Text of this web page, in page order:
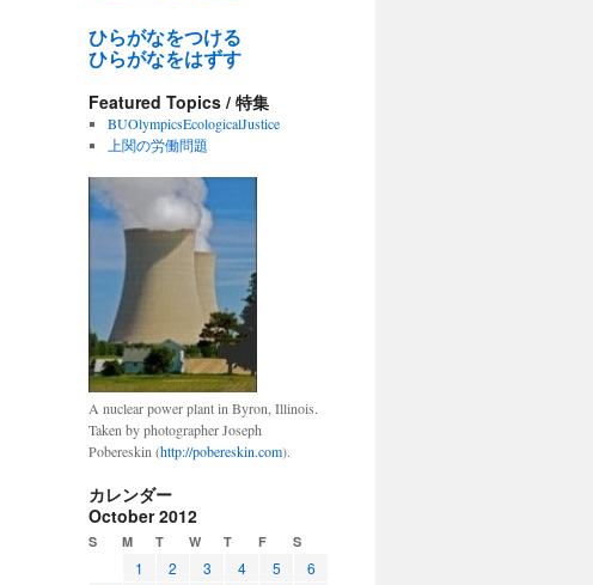
ひらがなをつける
ひらがなをはずす
Featured Topics / 特集
BUOlympicsEcologicalJustice
上関の労働問題
A nuclear power plant in Byron, Illinois.
Taken by photographer Joseph
Pobereskin (http://pobereskin.com).
カレンダー
October 2012
S M T W T F S
1 2 3 4 5
6